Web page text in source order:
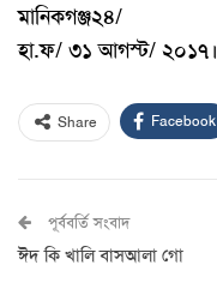
মানিকগঞ্জ২৪/
হা.ফ/ ৩১ আগস্ট/ ২০১৭।
Share Facebook
পূর্ববর্তি সংবাদ
ঈদ কি খালি বাসআলা গো